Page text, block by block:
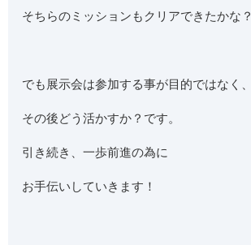
そちらのミッションもクリアできたかな？
でも展示会は参加する事が目的ではなく、
その後どう活かすか？です。
引き続き、一歩前進の為に
お手伝いしていきます！